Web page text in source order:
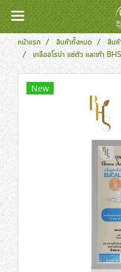
หน้าแรก สินค้าทั้งหมด สิน
เกลืออโรม่า แช่ตัว และเท้า
New